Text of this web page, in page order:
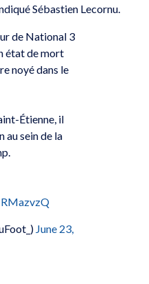
Sébastien Lecornu.
de National 3
état de mort
noyé dans le
Étienne, il
au sein de la
June 23,